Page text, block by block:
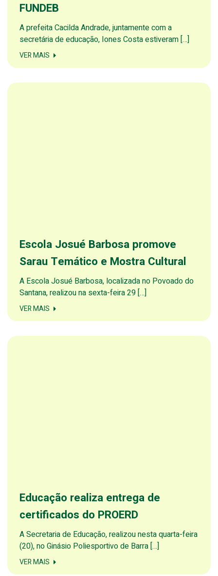
FUNDEB
A prefeita Cacilda Andrade, juntamente com a
secretária de educação, Iones Costa estiveram […]
VER MAIS
Escola Josué Barbosa promove
Sarau Temático e Mostra Cultural
A Escola Josué Barbosa, localizada no Povoado do
Santana, realizou na sexta-feira 29 […]
VER MAIS
Educação realiza entrega de
certificados do PROERD
A Secretaria de Educação, realizou nesta quarta-feira
(20), no Ginásio Poliesportivo de Barra […]
VER MAIS